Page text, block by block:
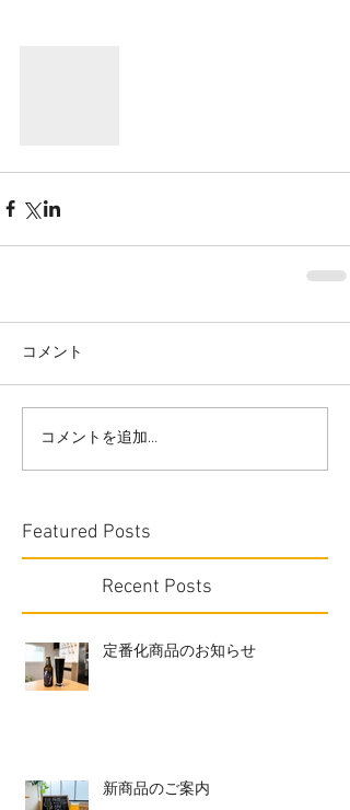
コメント
コメントを追加…
Featured Posts
Recent Posts
定番化商品のお知らせ
新商品のご案内